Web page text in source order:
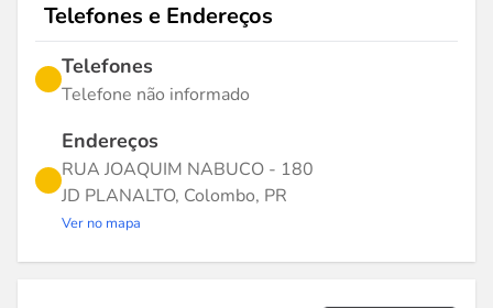
Telefones e Endereços
Telefones
Telefone não informado
Endereços
RUA JOAQUIM NABUCO - 180
JD PLANALTO, Colombo, PR
Ver no mapa